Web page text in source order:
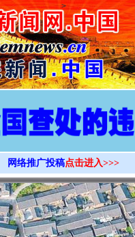
>
网络推广投稿点击进入>>>